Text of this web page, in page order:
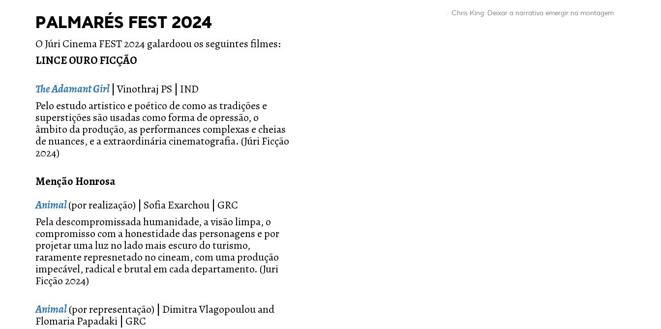
PALMARÉS FEST 2024
O Júri Cinema FEST 2024 galardoou os seguintes filmes:
LINCE OURO FICÇÃO
The Adamant Girl Vinothraj PS IND
Pelo estudo artistico e poético de como as tradições e
superstições são usadas como forma de opressão, o
âmbito da produção, as performances complexas e cheias
de nuances, e a extraordinária cinematografia. (Júri Ficção
2024)
Menção Honrosa
Animal(por realização) Sofia Exarchou GRC
Pela descompromissada humanidade, a visão limpa, o
compromisso com a honestidade das personagens e por
projetar uma luz no lado mais escuro do turismo,
raramente represnetado no cineam, com uma produção
impecável, radical e brutal em cada departamento. (Juri
Ficção 2024)
Animal(por representação) Dimitra Vlagopoulou and
Flomaria Papadaki GRC
. Chris King: Deixar a narrativa emergir na montagem